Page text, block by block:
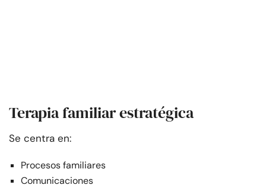
Terapia familiar estratégica
Se centra en:
Procesos familiares
Comunicaciones